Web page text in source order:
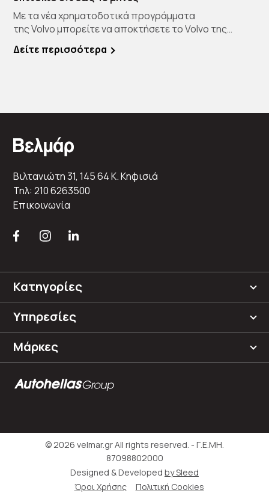
Με τα νέα χρηματοδοτικά προγράμματα
της Volvo μπορείτε να αποκτήσετε το Volvo της
επιλογής […]
Δείτε περισσότερα
Βιλτανιώτη 31, 145 64 K. Κηφισιά
Τηλ: 210 6263500
Επικοινωνία
Κατηγορίες
Υπηρεσίες
Μάρκες
© 2026 velmar.gr All rights reserved. - Γ.Ε.ΜΗ.
87098802000
Designed & Developed by Sleed
Όροι Χρήσης
Πολιτική Cookies